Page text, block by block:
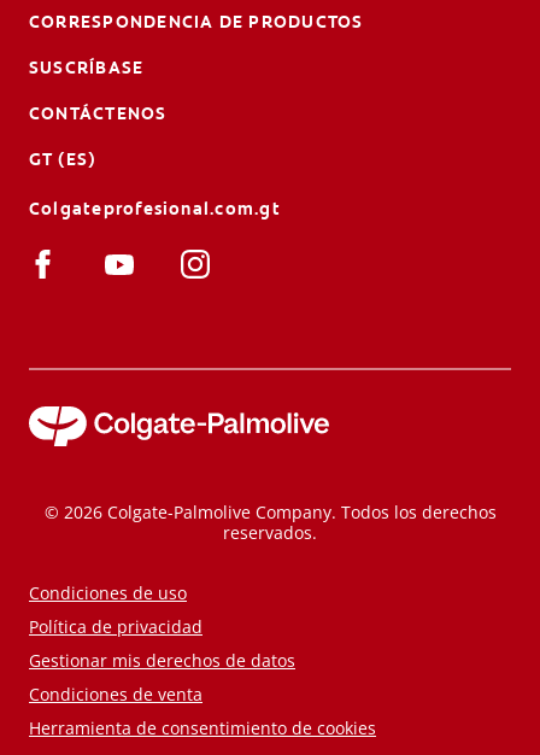
CORRESPONDENCIA DE PRODUCTOS
SUSCRÍBASE
CONTÁCTENOS
GT (ES)
Colgateprofesional.com.gt
© 2026 Colgate-Palmolive Company. Todos los derechos
reservados.
Condiciones de uso
Política de privacidad
Gestionar mis derechos de datos
Condiciones de venta
Herramienta de consentimiento de cookies